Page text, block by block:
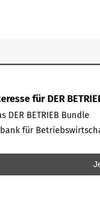
für DER
DER BETRIEB Bundle
für